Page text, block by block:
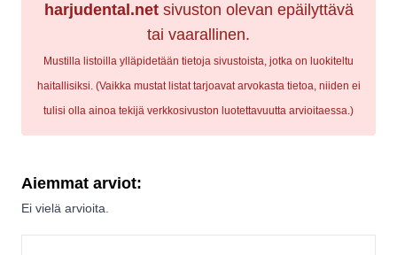
harjudental.netsivuston olevan epäilyttävä
tai vaarallinen.
Mustilla listoilla ylläpidetään tietoja sivustoista, jotka on luokiteltu
haitallisiksi. (Vaikka mustat listat tarjoavat arvokasta tietoa, niiden ei
tulisi olla ainoa tekijä verkkosivuston luotettavuutta arvioitaessa.)
Aiemmat arviot:
Ei vielä arvioita.